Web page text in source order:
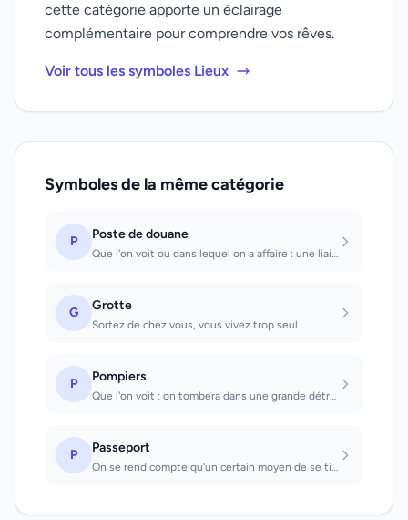
cette catégorie apporte un éclairage
complémentaire pour comprendre vos rêves.
Voir tous les symboles Lieux
Symboles de la même catégorie
P Poste de douane
Que l'on voit ou dans lequel on a affaire : une liaison intime - peut-être de vi...
G Grotte
Sortez de chez vous, vous vivez trop seul
P Pompiers
Que l'on voit : on tombera dans une grande détresse.
P Passeport
On se rend compte qu'un certain moyen de se tirer d'affaire est devenu inévitabl...